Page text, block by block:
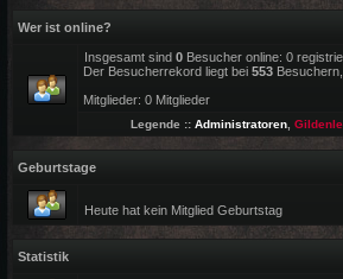
Wer ist online?
Insgesamt sind 0 Besucher online: 0
Der Besucherrekord liegt bei 553
Mitglieder: 0 Mitglieder
Legende :: Administratoren
Geburtstage
Heute hat kein Mitglied Geburtstag
Statistik